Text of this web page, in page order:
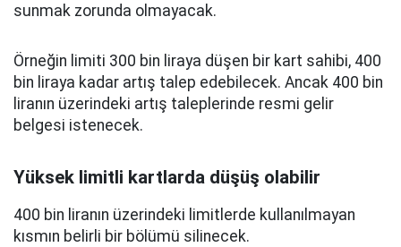
sunmak zorunda olmayacak.
Örneğin limiti 300 bin liraya düşen bir kart sahibi, 400
bin liraya kadar artış talep edebilecek. Ancak 400 bin
liranın üzerindeki artış taleplerinde resmi gelir
belgesi istenecek.
Yüksek limitli kartlarda düşüş olabilir
400 bin liranın üzerindeki limitlerde kullanılmayan
kısmın belirli bir bölümü silinecek.